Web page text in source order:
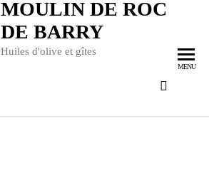
MOULIN DE ROC
DE BARRY
Huiles d'olive et gîtes
MENU